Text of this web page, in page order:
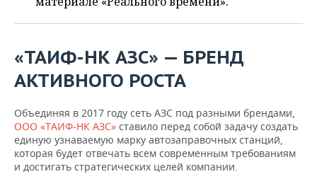
«ТАИФ-НК АЗС» — БРЕНД
АКТИВНОГО РОСТА
Объединяя в 2017 году сеть АЗС под разными брендами,
ООО «ТАИФ-НК АЗС» ставило перед собой задачу создать
единую узнаваемую марку автозаправочных станций,
которая будет отвечать всем современным требованиям
и достигать стратегических целей компании.